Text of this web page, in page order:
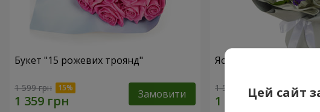
Букет "15 рожевих троянд"
1 599 грн Замовити
Яскравий букет на
1 510 грнЦей сайт